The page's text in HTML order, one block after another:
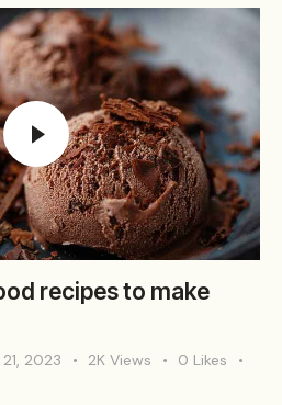
recipes to make
2023 2K Views 0 Likes